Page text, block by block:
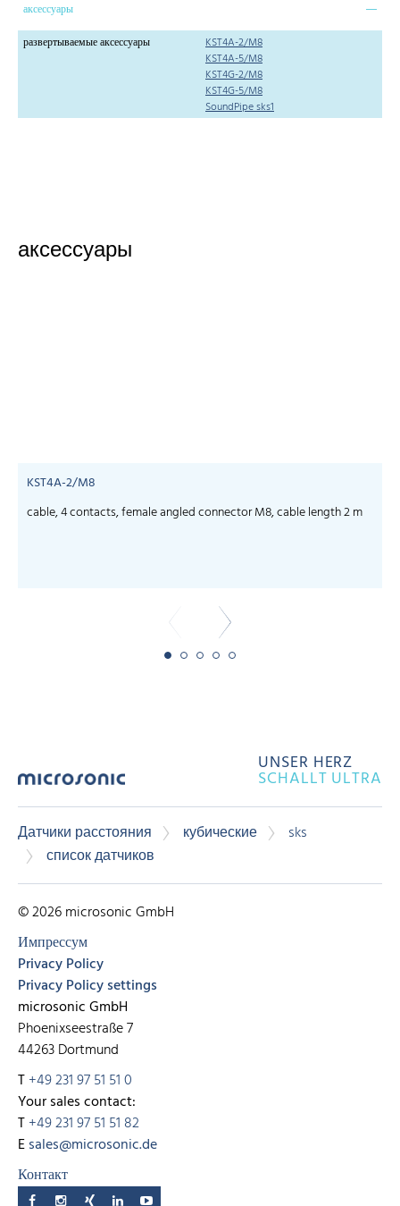
аксессуары
развертываемые аксессуары
KST4A-2/M8
KST4A-5/M8
KST4G-2/M8
KST4G-5/M8
SoundPipe sks1
аксессуары
KST4A-2/M8
cable, 4 contacts, female angled connector M8, cable length 2 m
UNSER HERZ
SCHALLT ULTRA
Датчики расстояния кубические
sks
список датчиков
© 2026 microsonic GmbH
Импрессум
Privacy Policy
Privacy Policy settings
microsonic GmbH
Phoenixseestraße 7
44263 Dortmund
T+49 231 97 51 51 0
Your sales contact:
T+49 231 97 51 51 82
Esales@microsonic.de
Контакт